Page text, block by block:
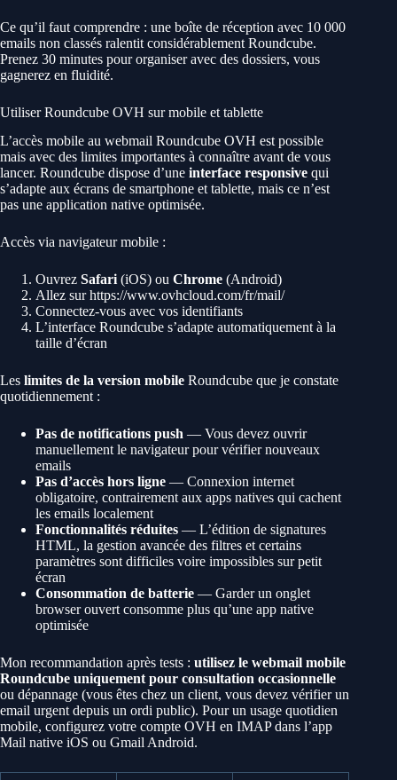
Ce qu’il faut comprendre : une boîte de réception avec 10 000
emails non classés ralentit considérablement Roundcube.
Prenez 30 minutes pour organiser avec des dossiers, vous
gagnerez en fluidité.
Utiliser Roundcube OVH sur mobile et tablette
L’accès mobile au webmail Roundcube OVH est possible
mais avec des limites importantes à connaître avant de vous
lancer. Roundcube dispose d’une interface responsive qui
s’adapte aux écrans de smartphone et tablette, mais ce n’est
pas une application native optimisée.
Accès via navigateur mobile :
Ouvrez Safari (iOS) ou Chrome (Android)
Allez sur https://www.ovhcloud.com/fr/mail/
Connectez-vous avec vos identifiants
L’interface Roundcube s’adapte automatiquement à la
taille d’écran
Les limites de la version mobile Roundcube que je constate
quotidiennement :
Pas de notifications push — Vous devez ouvrir
manuellement le navigateur pour vérifier nouveaux
emails
Pas d’accès hors ligne — Connexion internet
obligatoire, contrairement aux apps natives qui cachent
les emails localement
Fonctionnalités réduites — L’édition de signatures
HTML, la gestion avancée des filtres et certains
paramètres sont difficiles voire impossibles sur petit
écran
Consommation de batterie — Garder un onglet
browser ouvert consomme plus qu’une app native
optimisée
Mon recommandation après tests : utilisez le webmail mobile
Roundcube uniquement pour consultation occasionnelle
ou dépannage (vous êtes chez un client, vous devez vérifier un
email urgent depuis un ordi public). Pour un usage quotidien
mobile, configurez votre compte OVH en IMAP dans l’app
Mail native iOS ou Gmail Android.